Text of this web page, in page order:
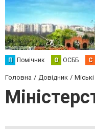
П Помічник О ОСББ C
Головна Довідник